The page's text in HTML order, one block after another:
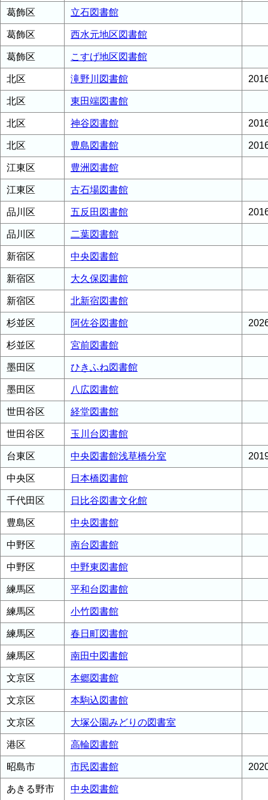
葛飾区 立石図書館
葛飾区 西水元地区図書館
葛飾区 こすげ地区図書館
北区 滝野川図書館
北区 東田端図書館
北区 神谷図書館
北区 豊島図書館
江東区 豊洲図書館
江東区 古石場図書館
品川区 五反田図書館
品川区 二葉図書館
新宿区 中央図書館
新宿区 大久保図書館
新宿区 北新宿図書館
杉並区 阿佐谷図書館
杉並区 宮前図書館
墨田区 ひきふね図書館
墨田区 八広図書館
世田谷区 経堂図書館
世田谷区 玉川台図書館
台東区 中央図書館浅草橋分室
中央区 日本橋図書館
千代田区 日比谷図書文化館
豊島区 中央図書館
中野区 南台図書館
中野区 中野東図書館
練馬区 平和台図書館
練馬区 小竹図書館
練馬区 春日町図書館
練馬区 南田中図書館
文京区 本郷図書館
文京区 本駒込図書館
文京区 大塚公園みどりの図書室
港区 高輪図書館
昭島市 市民図書館
あきる野市 中央図書館